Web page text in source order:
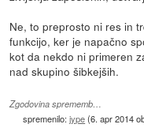
Ne, to preprosto ni res in
funkcijo, ker je napačno
kot da nekdo ni primeren
nad skupino šibkejših.
Zgodovina sprememb…
spremenilo:jype(6. apr 2014